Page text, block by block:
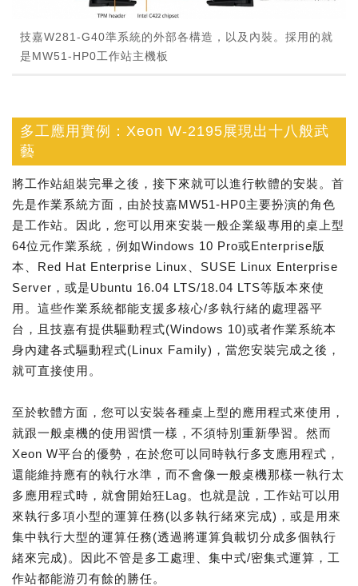
技嘉W281-G40準系統的外部各構造，以及內裝。採用的就
是MW51-HP0工作站主機板
多工應用實例：Xeon W-2195展現出十八般武
藝
將工作站組裝完畢之後，接下來就可以進行軟體的安裝。首
先是作業系統方面，由於技嘉MW51-HP0主要扮演的角色
是工作站。因此，您可以用來安裝一般企業級專用的桌上型
64位元作業系統，例如Windows 10 Pro或Enterprise版
本、Red Hat Enterprise Linux、SUSE Linux Enterprise
Server，或是Ubuntu 16.04 LTS/18.04 LTS等版本來使
用。這些作業系統都能支援多核心/多執行緒的處理器平
台，且技嘉有提供驅動程式(Windows 10)或者作業系統本
身內建各式驅動程式(Linux Family)，當您安裝完成之後，
就可直接使用。
至於軟體方面，您可以安裝各種桌上型的應用程式來使用，
就跟一般桌機的使用習慣一樣，不須特別重新學習。然而
Xeon W平台的優勢，在於您可以同時執行多支應用程式，
還能維持應有的執行水準，而不會像一般桌機那樣一執行太
多應用程式時，就會開始狂Lag。也就是說，工作站可以用
來執行多項小型的運算任務(以多執行緒來完成)，或是用來
集中執行大型的運算任務(透過將運算負載切分成多個執行
緒來完成)。因此不管是多工處理、集中式/密集式運算，工
作站都能游刃有餘的勝任。